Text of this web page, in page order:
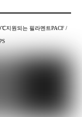
지원되는 필라멘트PACF /